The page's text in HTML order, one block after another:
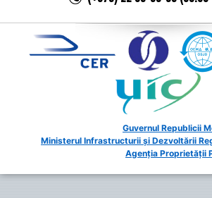
Guvernul Republicii
Ministerul Infrastructurii și Dezvoltării
Agenția Proprietății